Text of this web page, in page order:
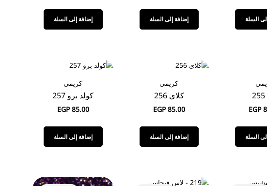
السلة إضافة إلى السلة إضافة إلى السلة
EGP
السلة
كريمي
كلاي 256
EGP85.00
إضافة إلى السلة
كريمي
كولد برو 257
EGP85.00
إضافة إلى السلة